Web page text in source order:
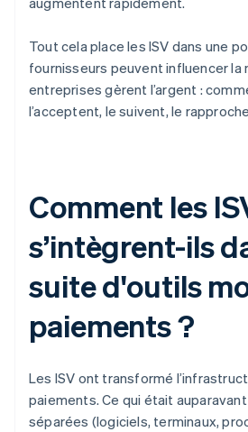
Tout cela place les ISV dans une
fournisseurs peuvent influencer la
entreprises gèrent l’argent :
l’acceptent, le suivent, le
Comment les
s’intègrent-ils
suite d'outils
paiements ?
Les ISV ont transformé
paiements. Ce qui était
séparées (logiciels, terminaux,